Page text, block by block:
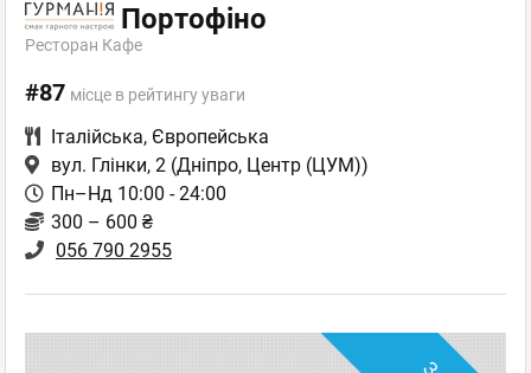
Портофіно
Ресторан Кафе
#87 місце в рейтингу уваги
Італійська, Європейська
вул. Глінки, 2 (Дніпро, Центр (ЦУМ))
Пн–Нд 10:00 - 24:00
300 – 600 ₴
056 790 2955